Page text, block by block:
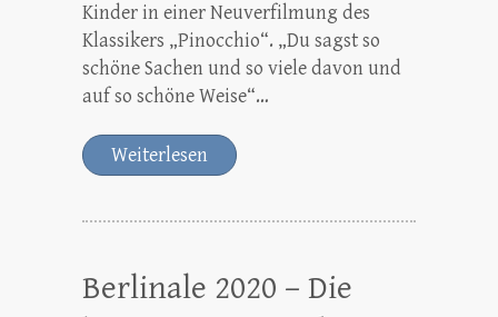
Kinder in einer Neuverfilmung des
Klassikers „Pinocchio“. „Du sagst so
schöne Sachen und so viele davon und
auf so schöne Weise“…
Weiterlesen
Berlinale 2020 – Die